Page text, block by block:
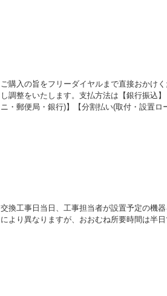
ご購入の旨をフリーダイヤルまで直接おかけ
し調整をいたします。支払方法は【銀行振込
ニ・郵便局・銀行)】【分割払い(取付・設置ロ
交換工事日当日、工事担当者が設置予定の機
により異なりますが、おおむね所要時間は半日